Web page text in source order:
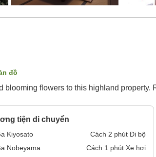
đồ
flowers to this highland
tiện di chuyển
Kiyosato Cách 2 phút Đi bộ
Nobeyama
Cách 1 phút Xe hơi